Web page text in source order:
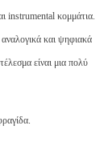
instrumental κομμάτια.
και ψηφιακά
είναι μια πολύ